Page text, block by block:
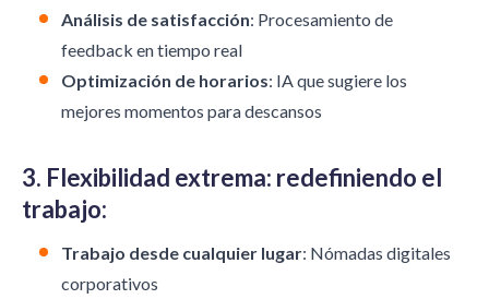
Análisis de satisfacción: Procesamiento de
feedback en tiempo real
Optimización de horarios: IA que sugiere los
mejores momentos para descansos
3. Flexibilidad extrema: redefiniendo el
trabajo:
Trabajo desde cualquier lugar: Nómadas digitales
corporativos